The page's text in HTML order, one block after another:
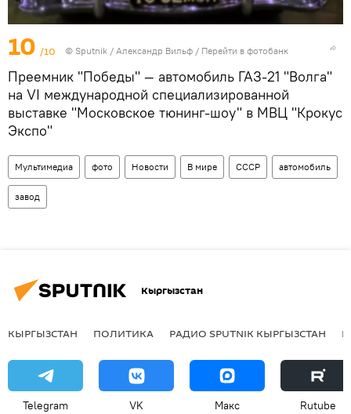
10 /10 © Sputnik / Александр Вильф / Перейти в фотобанк
Преемник "Победы" — автомобиль ГАЗ-21 "Волга"
на VI международной специализированной
выставке "Московское тюнинг-шоу" в МВЦ "Крокус
Экспо"
Мультимедиа фото Новости В мире СССР автомобиль
завод
Кыргызстан
КЫРГЫЗСТАН ПОЛИТИКА РАДИО SPUTNIK КЫРГЫЗСТАН
Telegram VK Макс Rutube